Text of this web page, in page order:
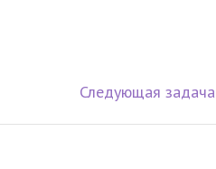
Следующая задача